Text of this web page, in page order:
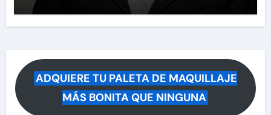
ADQUIERE TU PALETA DE MAQUILLAJE
MÁS BONITA QUE NINGUNA